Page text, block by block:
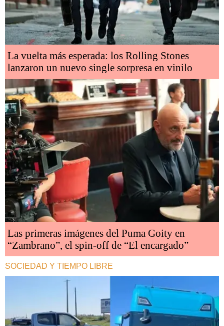
La vuelta más esperada: los Rolling Stones
lanzaron un nuevo single sorpresa en vinilo
Las primeras imágenes del Puma Goity en
“Zambrano”, el spin-off de “El encargado”
SOCIEDAD Y TIEMPO LIBRE